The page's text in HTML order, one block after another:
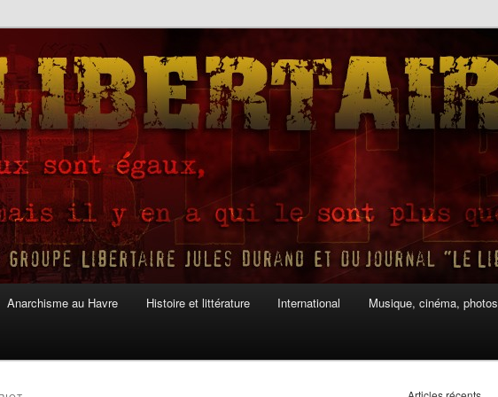
Anarchisme au Havre Histoire et littérature International Musique, cinéma, photos